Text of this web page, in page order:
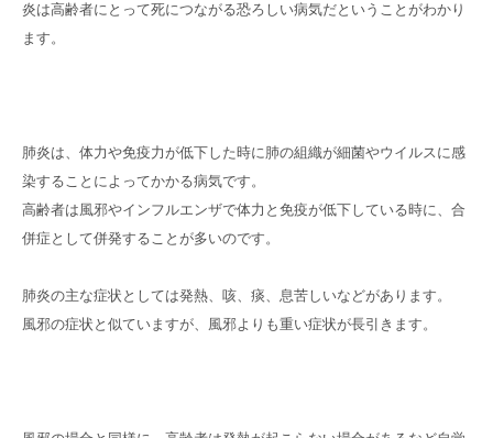
炎は高齢者にとって死につながる恐ろしい病気だということがわかり
ます。
肺炎は、体力や免疫力が低下した時に肺の組織が細菌やウイルスに感
染することによってかかる病気です。
高齢者は風邪やインフルエンザで体力と免疫が低下している時に、合
併症として併発することが多いのです。
肺炎の主な症状としては発熱、咳、痰、息苦しいなどがあります。
風邪の症状と似ていますが、風邪よりも重い症状が長引きます。